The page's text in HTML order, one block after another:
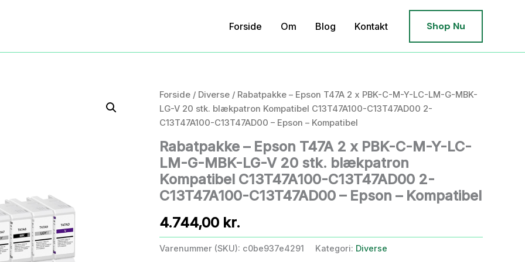
Forside Om Blog Kontakt Shop Nu
Forside / Diverse / Rabatpakke – Epson T47A 2 x PBK-C-M-Y-LC-LM-G-MBK-
LG-V 20 stk. blækpatron Kompatibel C13T47A100-C13T47AD00 2-
C13T47A100-C13T47AD00 – Epson – Kompatibel
Rabatpakke – Epson T47A 2 x PBK-C-M-Y-LC-
LM-G-MBK-LG-V 20 stk. blækpatron
Kompatibel C13T47A100-C13T47AD00 2-
C13T47A100-C13T47AD00 – Epson – Kompatibel
4.744,00 kr.
Varenummer (SKU): c0be937e4291 Kategori: Diverse